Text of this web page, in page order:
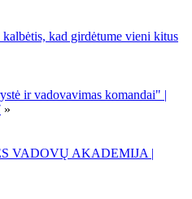
kad girdėtume vieni kitus
ir vadovavimas komandai" |
»
VADOVŲ AKADEMIJA |